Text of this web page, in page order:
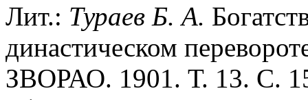
Лит.: Тураев Б. А.
династическом
ЗВОРАО. 1901. Т. 13. С.